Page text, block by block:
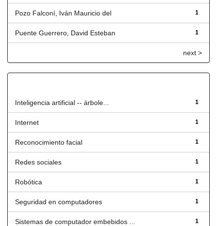
1
Pozo Falconí, Iván Mauricio del
1
Puente Guerrero, David Esteban
next >
1
Inteligencia artificial -- árbole...
1
Internet
1
Reconocimiento facial
1
Redes sociales
1
Robótica
1
Seguridad en computadores
1
Sistemas de computador embebidos ...